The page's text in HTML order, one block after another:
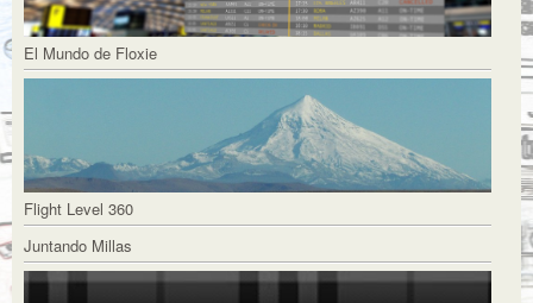
El Mundo de Floxie
Flight Level 360
Juntando Millas